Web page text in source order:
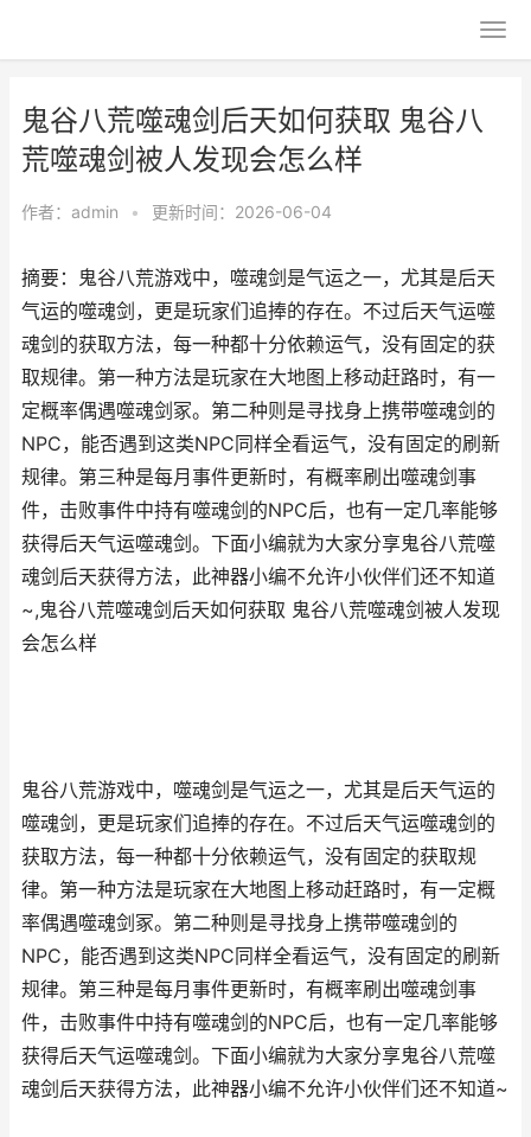
鬼谷八荒噬魂剑后天如何获取 鬼谷八
荒噬魂剑被人发现会怎么样
作者： admin • 更新时间：2026-06-04
摘要：鬼谷八荒游戏中，噬魂剑是气运之一，尤其是后天
气运的噬魂剑，更是玩家们追捧的存在。不过后天气运噬
魂剑的获取方法，每一种都十分依赖运气，没有固定的获
取规律。第一种方法是玩家在大地图上移动赶路时，有一
定概率偶遇噬魂剑冢。第二种则是寻找身上携带噬魂剑的
NPC，能否遇到这类NPC同样全看运气，没有固定的刷新
规律。第三种是每月事件更新时，有概率刷出噬魂剑事
件，击败事件中持有噬魂剑的NPC后，也有一定几率能够
获得后天气运噬魂剑。下面小编就为大家分享鬼谷八荒噬
魂剑后天获得方法，此神器小编不允许小伙伴们还不知道
~,鬼谷八荒噬魂剑后天如何获取 鬼谷八荒噬魂剑被人发现
会怎么样
鬼谷八荒游戏中，噬魂剑是气运之一，尤其是后天气运的
噬魂剑，更是玩家们追捧的存在。不过后天气运噬魂剑的
获取方法，每一种都十分依赖运气，没有固定的获取规
律。第一种方法是玩家在大地图上移动赶路时，有一定概
率偶遇噬魂剑冢。第二种则是寻找身上携带噬魂剑的
NPC，能否遇到这类NPC同样全看运气，没有固定的刷新
规律。第三种是每月事件更新时，有概率刷出噬魂剑事
件，击败事件中持有噬魂剑的NPC后，也有一定几率能够
获得后天气运噬魂剑。下面小编就为大家分享鬼谷八荒噬
魂剑后天获得方法，此神器小编不允许小伙伴们还不知道~